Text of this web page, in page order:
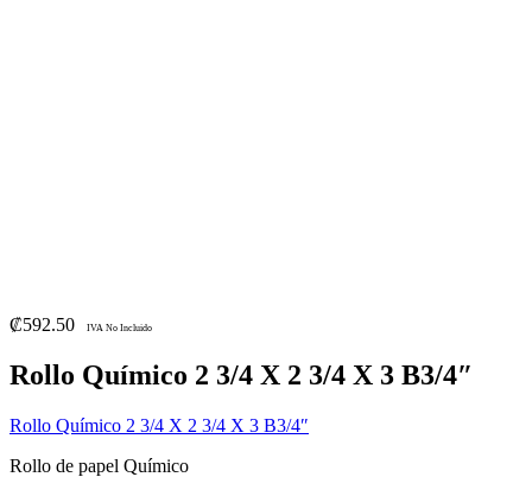
₡592.50 IVA No Incluido
Rollo Químico 2 3/4 X 2 3/4 X 3 B3/4″
Rollo Químico 2 3/4 X 2 3/4 X 3 B3/4″
Rollo de papel Químico